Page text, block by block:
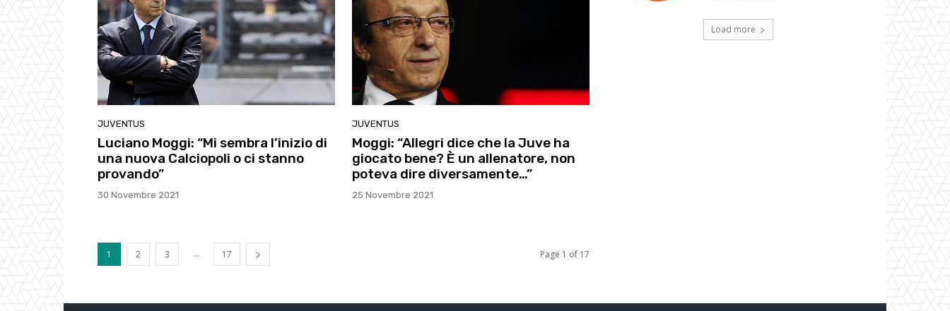
JUVENTUS
Luciano Moggi: “Mi sembra l’inizio di
una nuova Calciopoli o ci stanno
provando”
30 Novembre 2021
JUVENTUS
Moggi: “Allegri dice che la Juve ha
giocato bene? È un allenatore, non
poteva dire diversamente…”
25 Novembre 2021
1 2 3 ... 17 Page 1 of 17
Load more